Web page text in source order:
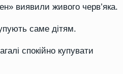
виявили живого черв’яка.
саме дітям.
спокійно купувати